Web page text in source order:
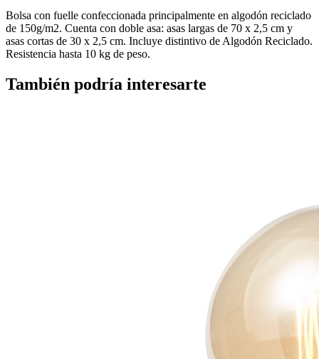
Bolsa con fuelle confeccionada principalmente en algodón reciclado
de 150g/m2. Cuenta con doble asa: asas largas de 70 x 2,5 cm y
asas cortas de 30 x 2,5 cm. Incluye distintivo de Algodón Reciclado.
Resistencia hasta 10 kg de peso.
También podría interesarte